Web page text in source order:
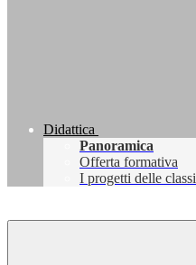
Didattica
Panoramica
Offerta formativa
I progetti delle classi